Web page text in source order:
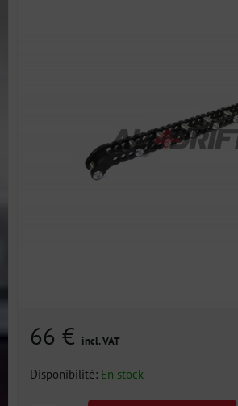
66 € incl. VAT
Disponibilité: En stock